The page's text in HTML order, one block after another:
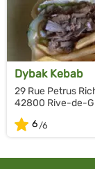
Dybak Kebab
29 Rue Petrus
42800 Rive-de-
6